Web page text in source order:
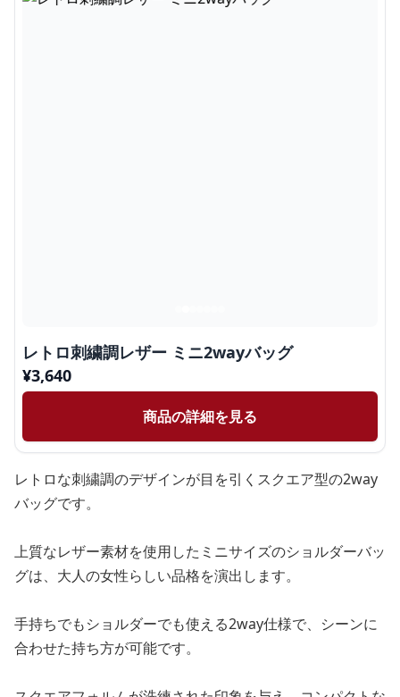
レトロ刺繍調レザー ミニ2wayバッグ
¥3,640
商品の詳細を見る
レトロな刺繍調のデザインが目を引くスクエア型の2way
バッグです。
上質なレザー素材を使用したミニサイズのショルダーバッ
グは、大人の女性らしい品格を演出します。
手持ちでもショルダーでも使える2way仕様で、シーンに
合わせた持ち方が可能です。